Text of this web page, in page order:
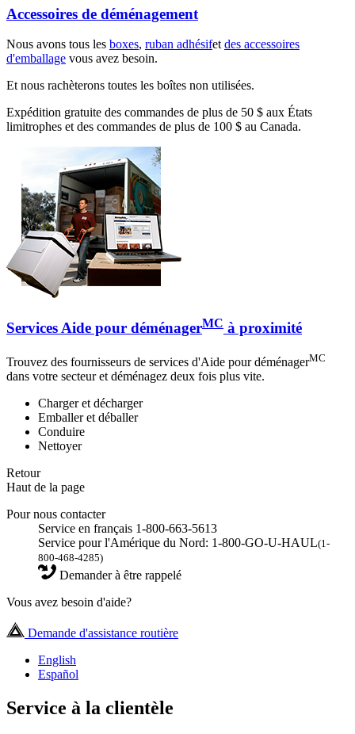
Accessoires de déménagement
Nous avons tous les boxes, ruban adhésifet des accessoires
d'emballage vous avez besoin.
Et nous rachèterons toutes les boîtes non utilisées.
Expédition gratuite des commandes de plus de 50 $ aux États
limitrophes et des commandes de plus de 100 $ au Canada.
Services Aide pour déménagerMC à proximité
Trouvez des fournisseurs de services d'Aide pour déménagerMC
dans votre secteur et déménagez deux fois plus vite.
Charger et décharger
Emballer et déballer
Conduire
Nettoyer
Retour
Haut de la page
Pour nous contacter
Service en français 1-800-663-5613
Service pour l'Amérique du Nord: 1-800-GO-U-HAUL(1-
800-468-4285)
Demander à être rappelé
Vous avez besoin d'aide?
Demande d'assistance routière
English
Español
Service à la clientèle